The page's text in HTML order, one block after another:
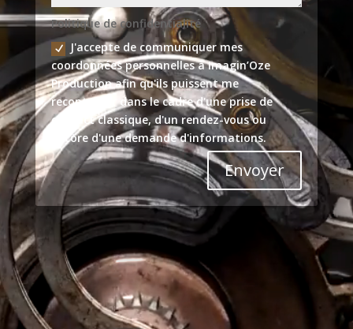
Politique de confidentialité
J'accepte de communiquer mes
coordonnées personnelles à Imagin’Oze
Production afin qu'ils puissent me
recontacter dans le cadre d'une prise de
contact classique, d'un rendez-vous ou
encore d'une demande d'informations.
Envoyer